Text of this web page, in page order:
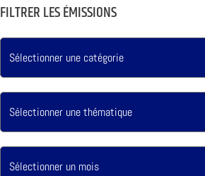
FILTRER LES ÉMISSIONS